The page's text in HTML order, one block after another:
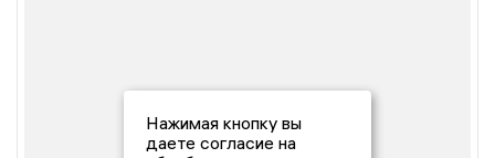
Нажимая кнопку вы
даете согласие на